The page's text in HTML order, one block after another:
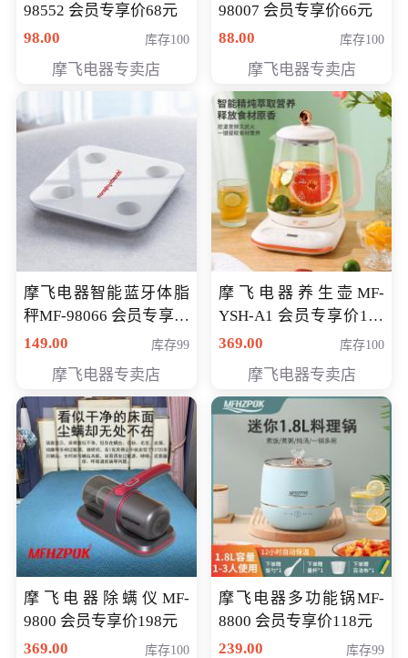
98552 会员专享价68元
98.00
库存100
摩飞电器专卖店
98007 会员专享价66元
88.00
库存100
摩飞电器专卖店
摩飞电器智能蓝牙体脂
秤MF-98066 会员专享价
98元
149.00 库存99
摩飞电器专卖店
摩飞电器养生壶MF-
YSH-A1 会员专享价198
元
369.00 库存100
摩飞电器专卖店
摩飞电器除螨仪MF-
9800 会员专享价198元
369.00
库存100
摩飞电器多功能锅MF-
8800 会员专享价118元
239.00
库存99